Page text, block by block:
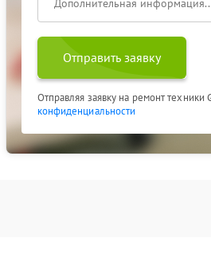
Отправить заявку
Отправляя заявку на ремонт
конфиденциальности